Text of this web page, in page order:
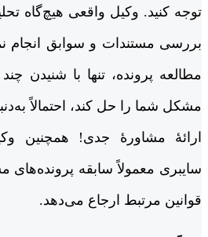
توجه کنید. وکیل واقعی هیچ‌گاه
بررسی مستندات و سوابق انجام
مطالعه پرونده، تنها با شنیدن
مشکل شما را حل کند، احتمالاً
ارائۀ مشاورۀ جدی! همچنین
سایبری معمولاً سابقه پرونده‌های
قوانین مرتبط ارجاع می‌دهد.